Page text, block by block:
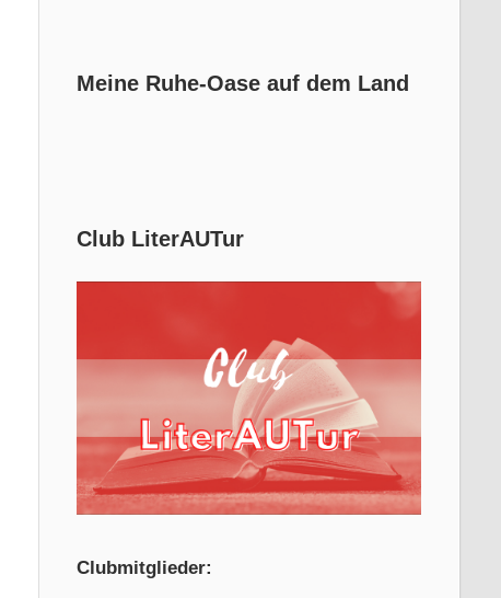
Meine Ruhe-Oase auf dem Land
Club LiterAUTur
Clubmitglieder: